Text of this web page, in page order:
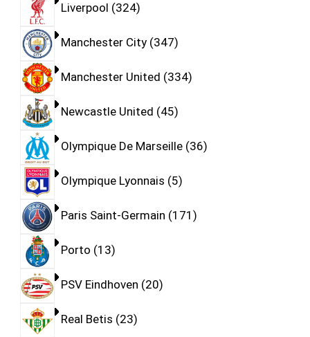
Liverpool 324
Manchester City 347
Manchester United 334
Newcastle United 45
Olympique De Marseille 36
Olympique Lyonnais 5
Paris Saint-Germain 171
Porto 13
PSV Eindhoven 20
Real Betis 23